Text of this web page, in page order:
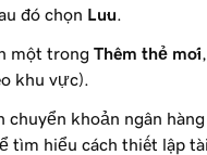
đó chọn Lưu
một trong Thêm thẻ mới
khu vực).
chuyển khoản ngân
tìm hiểu cách thiết lập